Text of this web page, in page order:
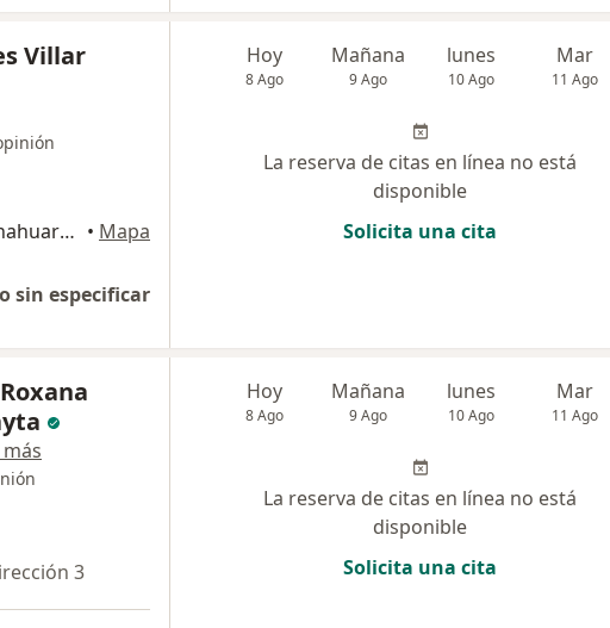
Villar
Calle Comandante Ruiz 210 - Yanahuara, Arequipa • Mapa
sin especificar
Hoy
8 Ago
Mañana
9 Ago
lunes
10 Ago
Mar
11 Ago
La reserva de citas en línea no está
disponible
Solicita una cita
3
Hoy
8 Ago
Mañana
9 Ago
lunes
10 Ago
Mar
11 Ago
La reserva de citas en línea no está
disponible
Solicita una cita